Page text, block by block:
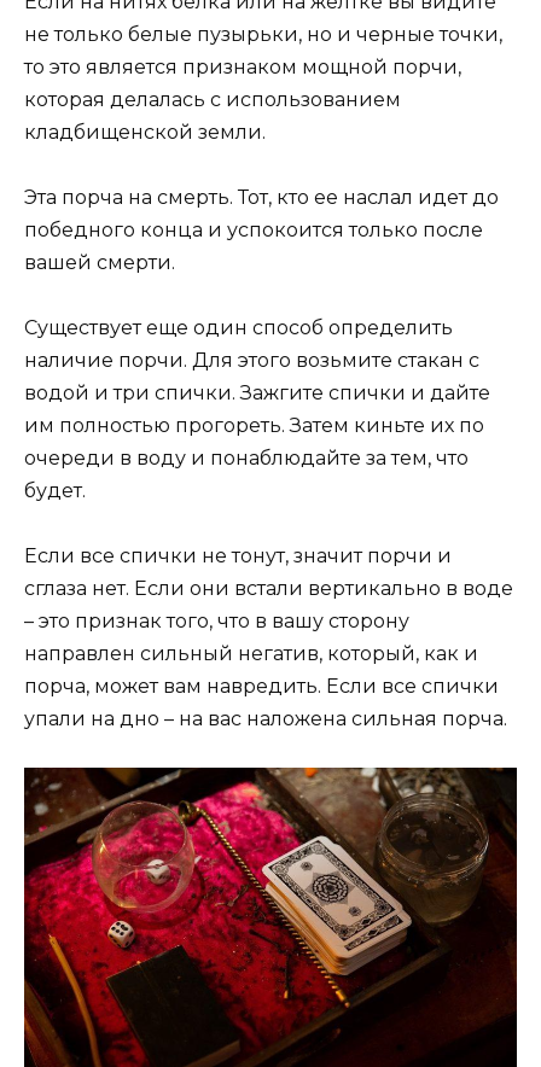
не только белые пузырьки, но и черные точки,
то это является признаком мощной порчи,
которая делалась с использованием
кладбищенской земли.
Эта порча на смерть. Тот, кто ее наслал идет до
победного конца и успокоится только после
вашей смерти.
Существует еще один способ определить
наличие порчи. Для этого возьмите стакан с
водой и три спички. Зажгите спички и дайте
им полностью прогореть. Затем киньте их по
очереди в воду и понаблюдайте за тем, что
будет.
Если все спички не тонут, значит порчи и
сглаза нет. Если они встали вертикально в воде
– это признак того, что в вашу сторону
направлен сильный негатив, который, как и
порча, может вам навредить. Если все спички
упали на дно – на вас наложена сильная порча.